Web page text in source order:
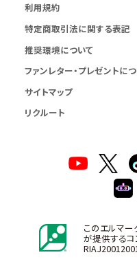
利用規約
特定商取引法に関する表記
推奨環境について
ファンレター・プレゼントに
サイトマップ
リクルート
このエルマ
が提供するコ